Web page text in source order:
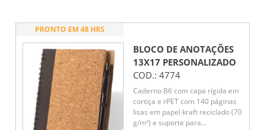
PRONTO EM 48 HRS
BLOCO DE ANOTAÇÕES
13X17 PERSONALIZADO
COD.: 4774
Caderno B6 com capa rígida em
cortiça e rPET com 140 páginas
lisas em papel kraft reciclado (70
g/m²) e suporte para